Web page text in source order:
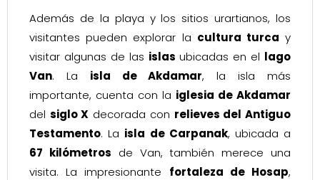
Además de la playa y los sitios urartianos, los
visitantes pueden explorar la cultura turca y
visitar algunas de las islas ubicadas en el lago
Van. La isla de Akdamar, la isla más
importante, cuenta con la iglesia de Akdamar
del siglo X decorada con relieves del Antiguo
Testamento. La isla de Carpanak, ubicada a
67 kilómetros de Van, también merece una
visita. La impresionante fortaleza de Hosap,